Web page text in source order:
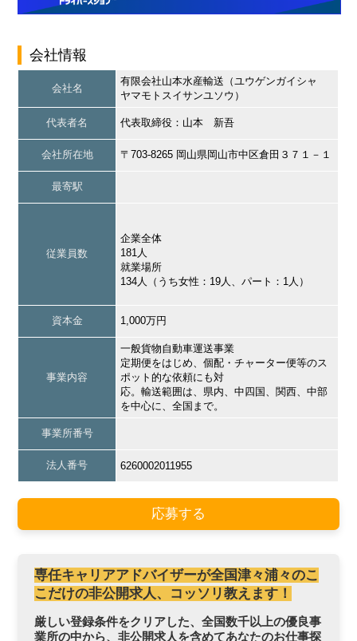
会社情報
会社名
有限会社山本水産輸送（ユウゲンガイシャ
ヤマモトスイサンユソウ）
代表者名 代表取締役：山本 新吾
会社所在地 〒703-8265 岡山県岡山市中区倉田３７１－１
最寄駅
従業員数
企業全体
181人
就業場所
134人（うち女性：19人、パート：1人）
資本金 1,000万円
事業内容
一般貨物自動車運送事業
定期便をはじめ、個配・チャーター便等のス
ポット的な依頼にも対
応。輸送範囲は、県内、中四国、関西、中部
を中心に、全国まで。
事業所番号
法人番号 6260002011955
応募する
専任キャリアアドバイザーが全国津々浦々のこ
こだけの非公開求人、コッソリ教えます！
厳しい登録条件をクリアした、全国数千以上の優良事
業所の中から、非公開求人を含めてあなたのお仕事探